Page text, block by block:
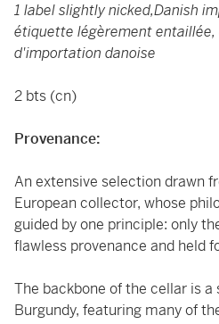
1 label slightly nicked,Danish
étiquette légèrement
d'importation danoise
2 bts (cn)
Provenance:
An extensive selection drawn
European collector, whose
guided by one principle: only
flawless provenance and held
The backbone of the cellar is
Burgundy, featuring many of